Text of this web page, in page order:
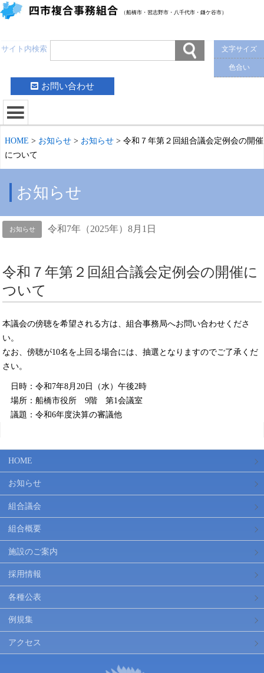
（船橋市・習志野市・八千代市・鎌ケ谷市）
サイト内検索 文字サイズ
色合い
お問い合わせ
HOME > お知らせ > お知らせ > 令和７年第２回組合議会定例会の開催
について
お知らせ
お知らせ 令和7年（2025年）8月1日
令和７年第２回組合議会定例会の開催に
ついて
本議会の傍聴を希望される方は、組合事務局へお問い合わせくださ
い。
なお、傍聴が10名を上回る場合には、抽選となりますのでご了承くだ
さい。
日時：令和7年8月20日（水）午後2時
場所：船橋市役所 9階 第1会議室
議題：令和6年度決算の審議他
HOME
お知らせ
組合議会
組合概要
施設のご案内
採用情報
各種公表
例規集
アクセス